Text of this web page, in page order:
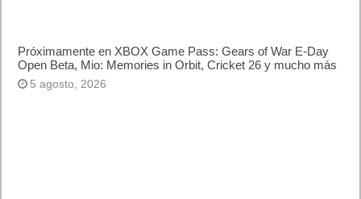
Próximamente en XBOX Game Pass: Gears of War E-Day
Open Beta, Mio: Memories in Orbit, Cricket 26 y mucho más
5 agosto, 2026